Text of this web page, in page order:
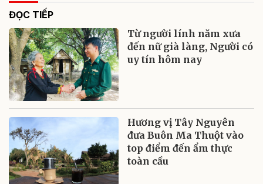
ĐỌC TIẾP
Từ người lính năm xưa
đến nữ già làng, Người có
uy tín hôm nay
Hương vị Tây Nguyên
đưa Buôn Ma Thuột vào
top điểm đến ẩm thực
toàn cầu